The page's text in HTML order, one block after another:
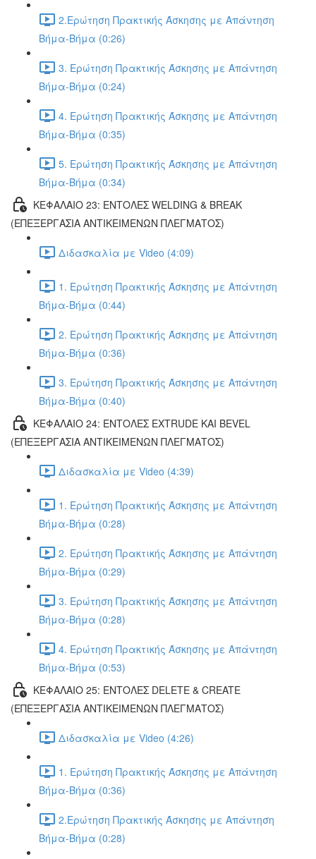
2.Ερώτηση Πρακτικής Άσκησης με Απάντηση
Βήμα-Βήμα (0:26)
3. Ερώτηση Πρακτικής Άσκησης με Απάντηση
Βήμα-Βήμα (0:24)
4. Ερώτηση Πρακτικής Άσκησης με Απάντηση
Βήμα-Βήμα (0:35)
5. Ερώτηση Πρακτικής Άσκησης με Απάντηση
Βήμα-Βήμα (0:34)
ΚΕΦΑΛΑΙΟ 23: ΕΝΤΟΛΕΣ WELDING & BREAK
(ΕΠΕΞΕΡΓΑΣΙΑ ΑΝΤΙΚΕΙΜΕΝΩΝ ΠΛΕΓΜΑΤΟΣ)
Διδασκαλία με Video (4:09)
1. Ερώτηση Πρακτικής Άσκησης με Απάντηση
Βήμα-Βήμα (0:44)
2. Ερώτηση Πρακτικής Άσκησης με Απάντηση
Βήμα-Βήμα (0:36)
3. Ερώτηση Πρακτικής Άσκησης με Απάντηση
Βήμα-Βήμα (0:40)
ΚΕΦΑΛΑΙΟ 24: ΕΝΤΟΛΕΣ EXTRUDE ΚΑΙ BEVEL
(ΕΠΕΞΕΡΓΑΣΙΑ ΑΝΤΙΚΕΙΜΕΝΩΝ ΠΛΕΓΜΑΤΟΣ)
Διδασκαλία με Video (4:39)
1. Ερώτηση Πρακτικής Άσκησης με Απάντηση
Βήμα-Βήμα (0:28)
2. Ερώτηση Πρακτικής Άσκησης με Απάντηση
Βήμα-Βήμα (0:29)
3. Ερώτηση Πρακτικής Άσκησης με Απάντηση
Βήμα-Βήμα (0:28)
4. Ερώτηση Πρακτικής Άσκησης με Απάντηση
Βήμα-Βήμα (0:53)
ΚΕΦΑΛΑΙΟ 25: ΕΝΤΟΛΕΣ DELETE & CREATE
(ΕΠΕΞΕΡΓΑΣΙΑ ΑΝΤΙΚΕΙΜΕΝΩΝ ΠΛΕΓΜΑΤΟΣ)
Διδασκαλία με Video (4:26)
1. Ερώτηση Πρακτικής Άσκησης με Απάντηση
Βήμα-Βήμα (0:36)
2.Ερώτηση Πρακτικής Άσκησης με Απάντηση
Βήμα-Βήμα (0:28)